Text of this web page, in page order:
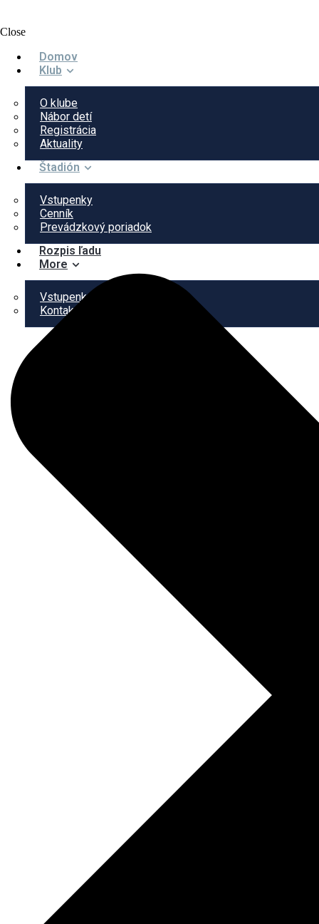
Close
Domov
Klub
O klube
Nábor detí
Registrácia
Aktuality
Štadión
Vstupenky
Cenník
Prevádzkový poriadok
Rozpis ľadu
More
Vstupenky
Kontakt